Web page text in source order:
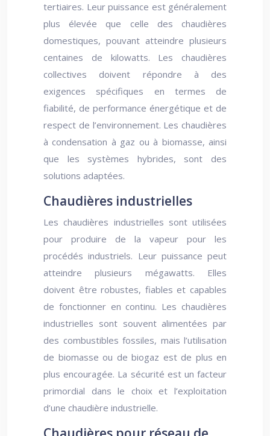
tertiaires. Leur puissance est généralement
plus élevée que celle des chaudières
domestiques, pouvant atteindre plusieurs
centaines de kilowatts. Les chaudières
collectives doivent répondre à des
exigences spécifiques en termes de
fiabilité, de performance énergétique et de
respect de l’environnement. Les chaudières
à condensation à gaz ou à biomasse, ainsi
que les systèmes hybrides, sont des
solutions adaptées.
Chaudières industrielles
Les chaudières industrielles sont utilisées
pour produire de la vapeur pour les
procédés industriels. Leur puissance peut
atteindre plusieurs mégawatts. Elles
doivent être robustes, fiables et capables
de fonctionner en continu. Les chaudières
industrielles sont souvent alimentées par
des combustibles fossiles, mais l’utilisation
de biomasse ou de biogaz est de plus en
plus encouragée. La sécurité est un facteur
primordial dans le choix et l’exploitation
d’une chaudière industrielle.